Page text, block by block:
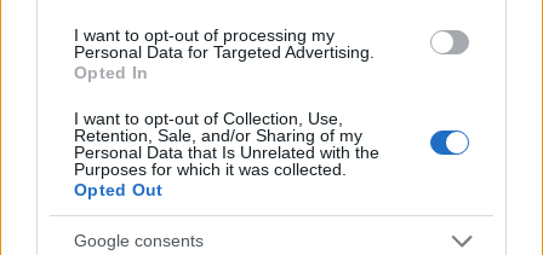
I want to opt-out of processing my
Personal Data for Targeted Advertising.
Opted In
I want to opt-out of Collection, Use,
Retention, Sale, and/or Sharing of my
Personal Data that Is Unrelated with the
Purposes for which it was collected.
Opted Out
Google consents
CONCERTI